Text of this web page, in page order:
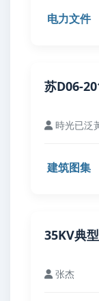
电力文件
苏D06-
時光已泛
建筑图集
35KV典
张杰